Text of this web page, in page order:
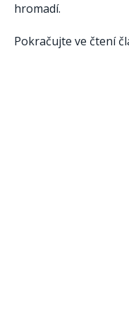
hromadí.
Pokračujte ve čtení